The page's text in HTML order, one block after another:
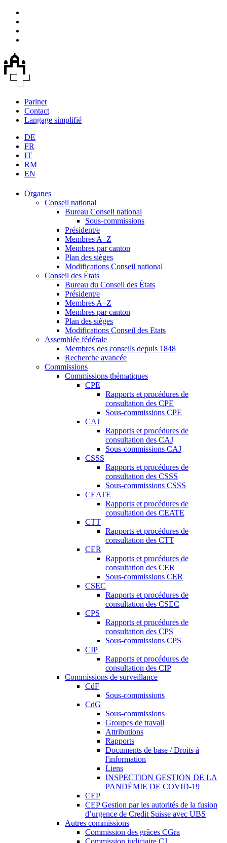
Parlnet
Contact
Langage simplifié
DE
FR
IT
RM
EN
Organes
Conseil national
Bureau Conseil national
Sous-commissions
Président/e
Membres A–Z
Membres par canton
Plan des sièges
Modifications Conseil national
Conseil des États
Bureau du Conseil des États
Président/e
Membres A–Z
Membres par canton
Plan des sièges
Modifications Conseil des Etats
Assemblée fédérale
Membres des conseils depuis 1848
Recherche avancée
Commissions
Commissions thématiques
CPE
Rapports et procédures de
consultation des CPE
Sous-commissions CPE
CAJ
Rapports et procédures de
consultation des CAJ
Sous-commissions CAJ
CSSS
Rapports et procédures de
consultation des CSSS
Sous-commissions CSSS
CEATE
Rapports et procédures de
consultation des CEATE
CTT
Rapports et procédures de
consultation des CTT
CER
Rapports et procédures de
consultation des CER
Sous-commissions CER
CSEC
Rapports et procédures de
consultation des CSEC
CPS
Rapports et procédures de
consultation des CPS
Sous-commissions CPS
CIP
Rapports et procédures de
consultation des CIP
Commissions de surveillance
CdF
Sous-commissions
CdG
Sous-commissions
Groupes de travail
Attributions
Rapports
Documents de base / Droits à
l'information
Liens
INSPECTION GESTION DE LA
PANDÉMIE DE COVID-19
CEP
CEP Gestion par les autorités de la fusion
d’urgence de Credit Suisse avec UBS
Autres commissions
Commission des grâces CGra